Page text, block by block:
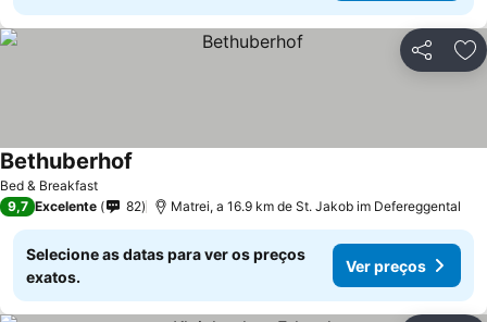
Partilhar
Bed & Breakfast
Bethuberhof
9,7 Excelente 82 Matrei, a 16.9 km de St. Jakob im Defereggental
Selecione as datas para ver os preços
exatos.
Ver preços